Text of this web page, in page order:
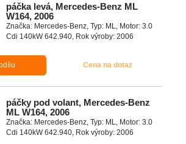
páčka levá, Mercedes-Benz ML
W164, 2006
Značka: Mercedes-Benz, Typ: ML, Motor: 3.0
Cdi 140kW 642.940, Rok výroby: 2006
Cena na dotaz
páčky pod volant, Mercedes-Benz
ML W164, 2006
Značka: Mercedes-Benz, Typ: ML, Motor: 3.0
Cdi 140kW 642.940, Rok výroby: 2006